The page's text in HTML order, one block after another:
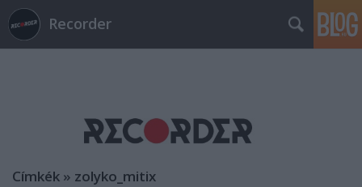
Recorder
Címkék » zolyko_mitix